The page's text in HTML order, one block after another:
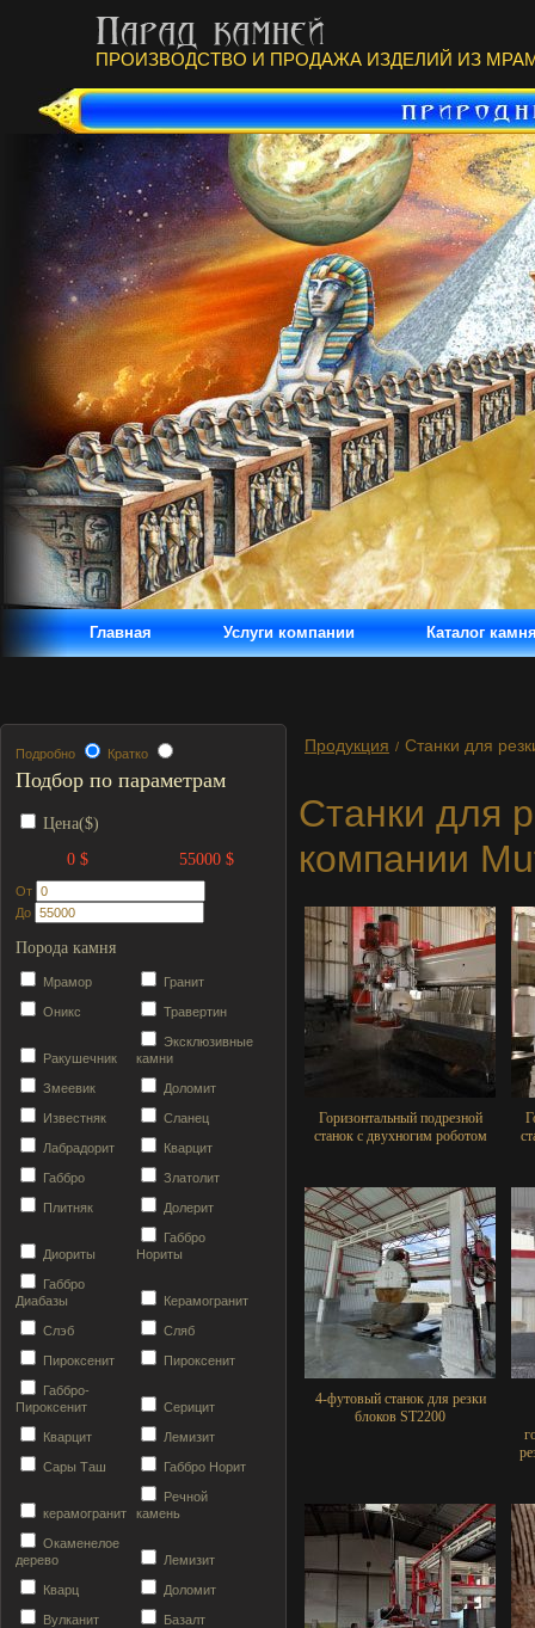
ПРОИЗВОДСТВО И ПРОДАЖА ИЗДЕЛИЙ ИЗ
Главная Услуги компании Каталог
Подробно Кратко
Подбор по параметрам
Цена($)
0 $
55000 $
От
До
Порода камня
Мрамор Гранит
Оникс Травертин
Ракушечник
Эксклюзивные
камни
Змеевик Доломит
Известняк Сланец
Лабрадорит Кварцит
Габбро Златолит
Плитняк Долерит
Диориты
Габбро
Нориты
Габбро
Диабазы
Керамогранит
Слэб Сляб
Пироксенит Пироксенит
Габбро-
Пироксенит
Серицит
Кварцит Лемизит
Сары Таш Габбро Норит
керамогранит
Речной
камень
Окаменелое
дерево
Лемизит
Кварц Доломит
Вулканит Базалт
Продукция / Станки для
Станки для
компании
Горизонтальный подрезной
станок с двухногим роботом
4-футовый станок для резки
блоков ST2200